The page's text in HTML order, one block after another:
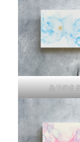
ありのまま